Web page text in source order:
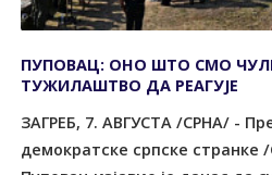
ПУПОВАЦ: ОНО ШТО СМО
ТУЖИЛАШТВО ДА РЕАГУЈЕ
ЗАГРЕБ, 7. АВГУСТА /СРНА/ -
демократске српске